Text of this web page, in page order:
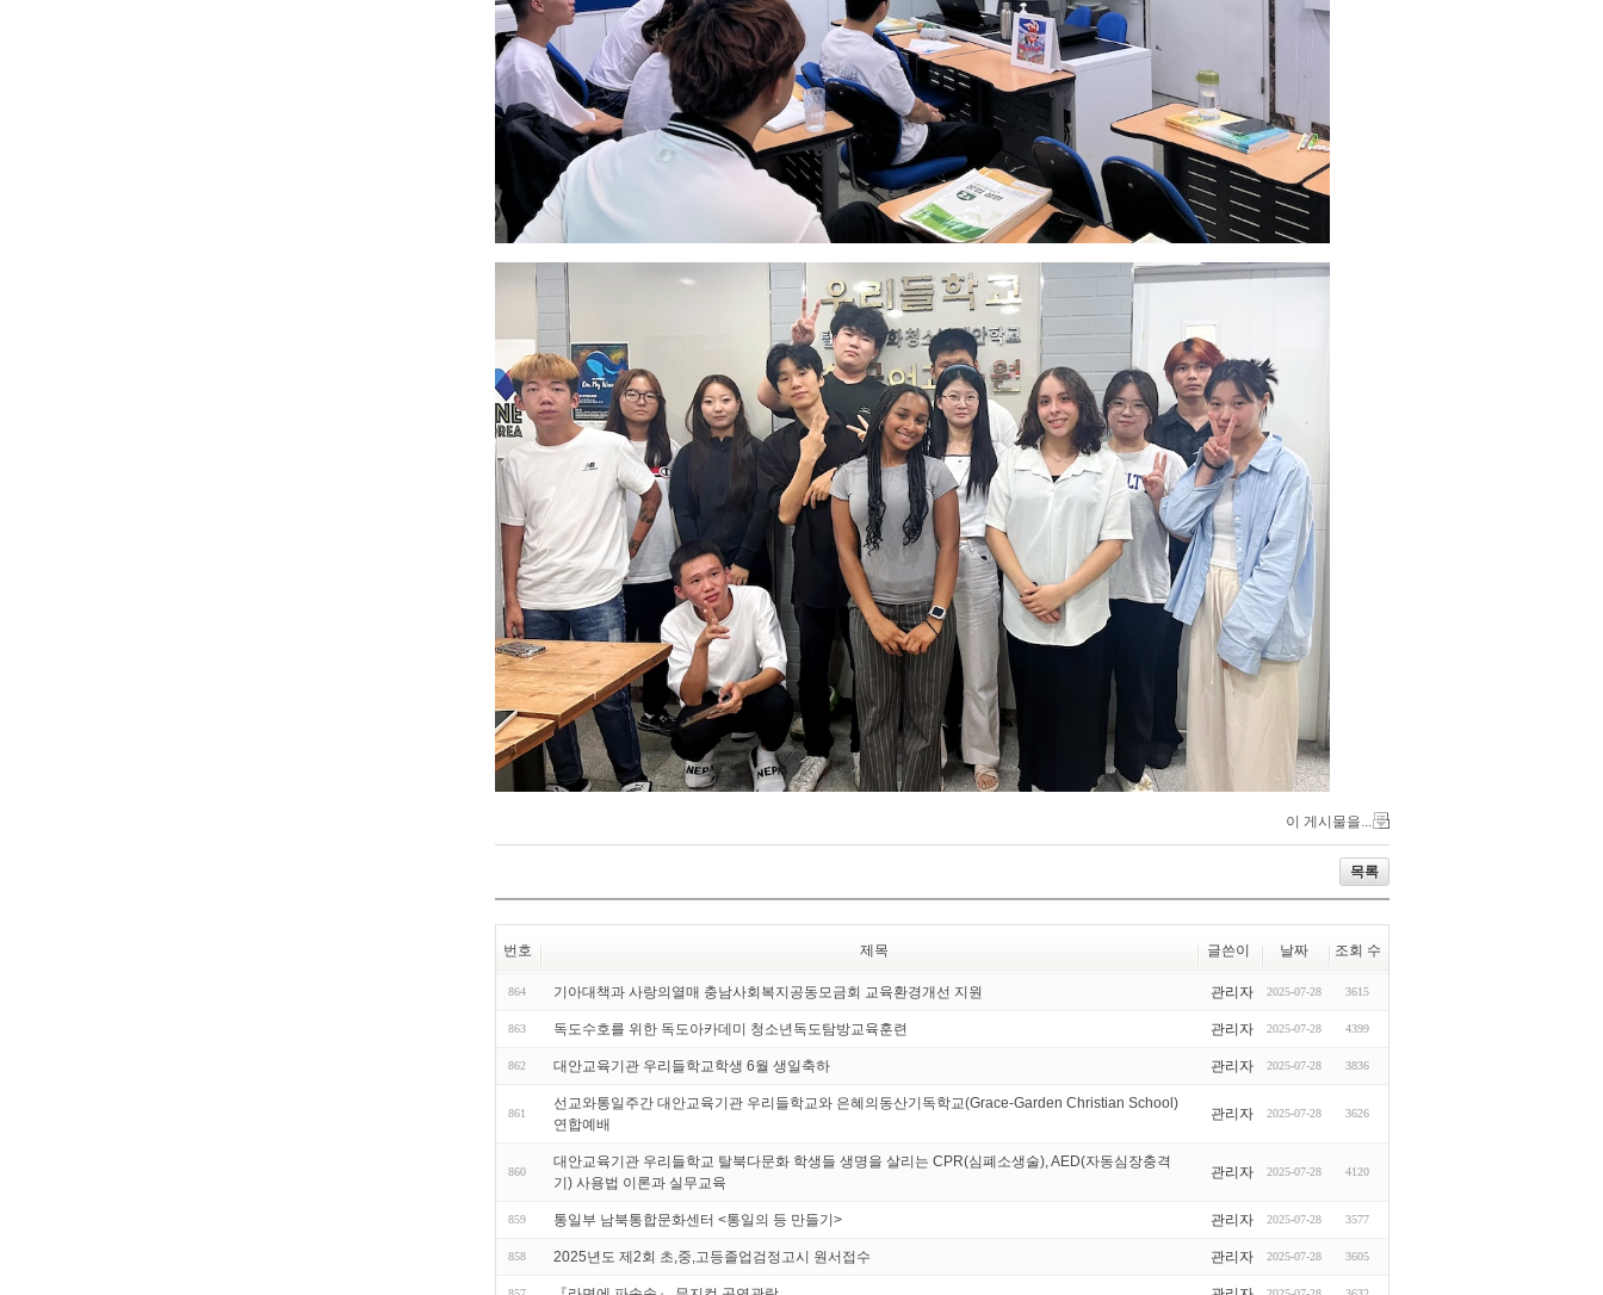
이 게시물을...
목록
번호 제목 글쓴이 날짜 조회 수
864 기아대책과 사랑의열매 충남사회복지공동모금회 교육환경개선 지원 관리자 2025-07-28 3615
863 독도수호를 위한 독도아카데미 청소년독도탐방교육훈련 관리자 2025-07-28 4399
862 대안교육기관 우리들학교학생 6월 생일축하 관리자 2025-07-28 3836
861
선교와통일주간 대안교육기관 우리들학교와 은혜의동산기독학교(Grace-Garden Christian School)
연합예배
관리자 2025-07-28 3626
860
대안교육기관 우리들학교 탈북다문화 학생들 생명을 살리는 CPR(심폐소생술), AED(자동심장충격
기) 사용법 이론과 실무교육
관리자 2025-07-28 4120
859 통일부 남북통합문화센터 <통일의 등 만들기> 관리자 2025-07-28 3577
858 2025년도 제2회 초,중,고등졸업검정고시 원서접수 관리자 2025-07-28 3605